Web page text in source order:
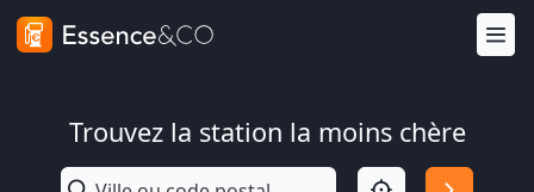
Trouvez la station la moins chère